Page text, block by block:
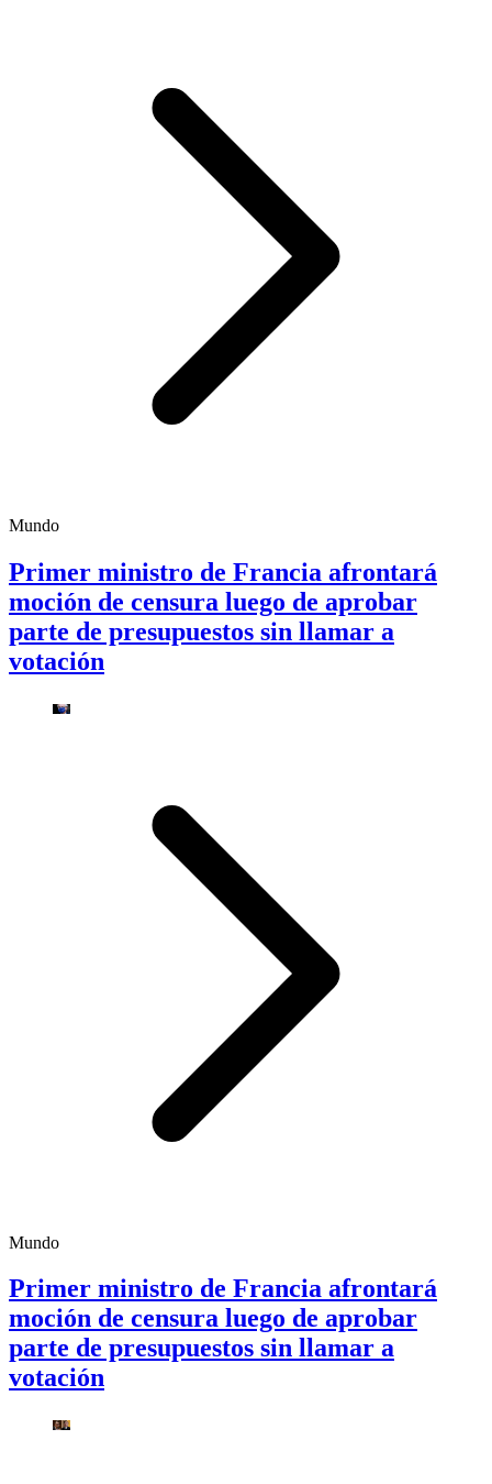
Mundo
Primer ministro de Francia afrontará
moción de censura luego de aprobar
parte de presupuestos sin llamar a
votación
Mundo
Primer ministro de Francia afrontará
moción de censura luego de aprobar
parte de presupuestos sin llamar a
votación